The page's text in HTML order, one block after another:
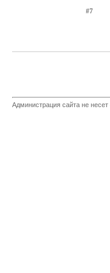
#7
Администрация сайта не